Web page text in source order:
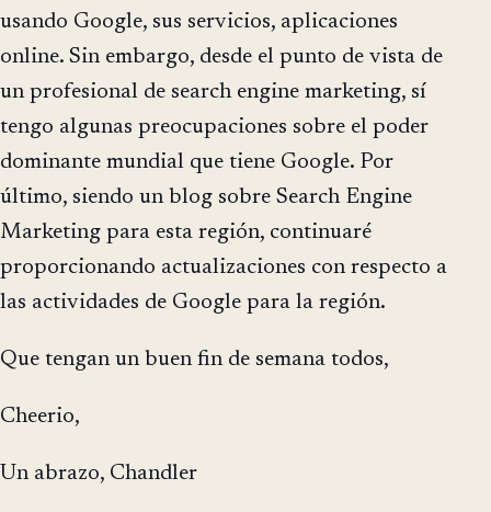
usando Google, sus servicios, aplicaciones
online. Sin embargo, desde el punto de vista de
un profesional de search engine marketing, sí
tengo algunas preocupaciones sobre el poder
dominante mundial que tiene Google. Por
último, siendo un blog sobre Search Engine
Marketing para esta región, continuaré
proporcionando actualizaciones con respecto a
las actividades de Google para la región.
Que tengan un buen fin de semana todos,
Cheerio,
Un abrazo, Chandler